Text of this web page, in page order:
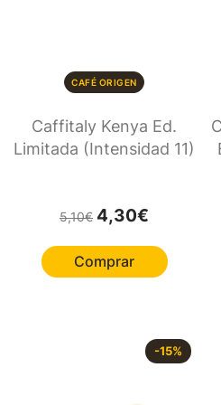
CAFÉ ORIGEN
Caffitaly Kenya Ed.
Limitada (Intensidad 11)
5,10€ El precio original
4,30€ El precio
Comprar
-15%